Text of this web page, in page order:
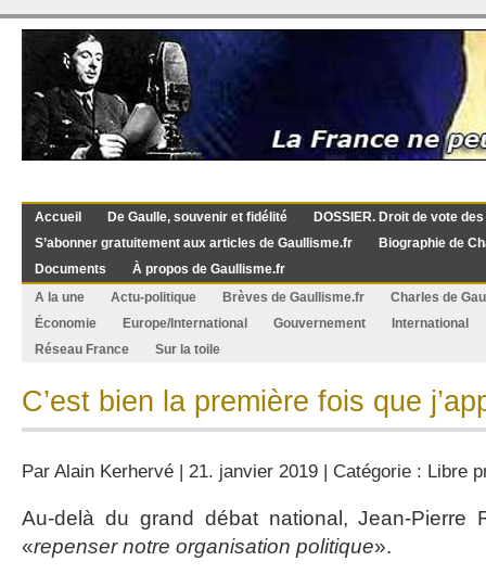
Accueil De Gaulle, souvenir et fidélité
DOSSIER. Droit de vote
S’abonner gratuitement aux articles de Gaullisme.fr
Biographie de
Documents
À propos de Gaullisme.fr
A la une
Actu-politique Brèves de Gaullisme.fr
Charles de
Économie
Europe/International Gouvernement
International
Réseau France
Sur la toile
C’est bien la première fois que
Par Alain Kerhervé | 21. janvier 2019 | Catégorie : Libre
Au-delà du grand débat national, Jean-Pierre
«repenser notre organisation politique».